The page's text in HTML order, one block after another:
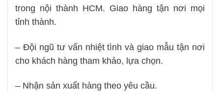
trong nội thành HCM. Giao hàng tận nơi mọi
tỉnh thành.
– Đội ngũ tư vấn nhiệt tình và giao mẫu tận nơi
cho khách hàng tham khảo, lựa chọn.
– Nhận sản xuất hàng theo yêu cầu.